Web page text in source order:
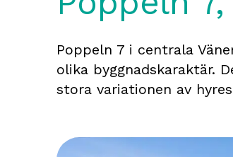
Poppeln 7 i centrala
olika byggnadskaraktär.
stora variationen av